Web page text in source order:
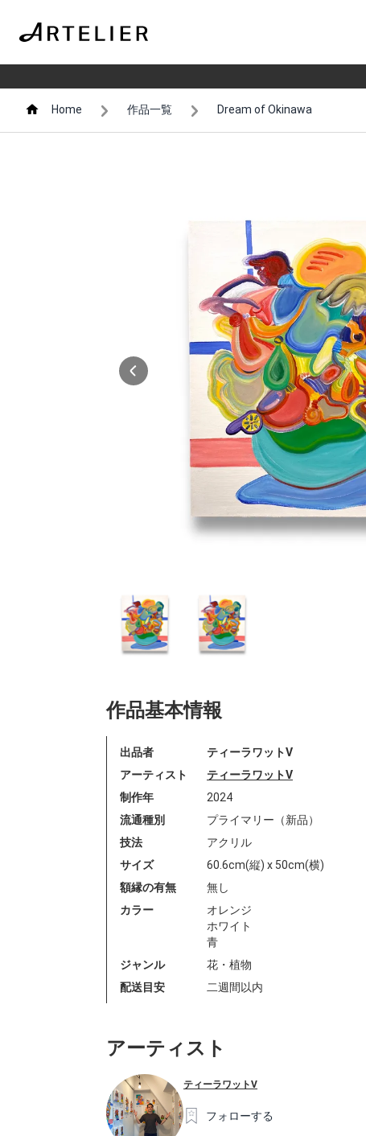
Home 作品一覧 Dream of Okinawa
作品基本情報
出品者
ティーラワットV
アーティスト
ティーラワットV
制作年
2024
流通種別
プライマリー（新品）
技法
アクリル
サイズ
60.6cm(縦) x 50cm(横)
額縁の有無
無し
カラー
オレンジ
ホワイト
青
ジャンル
花・植物
配送目安
二週間以内
アーティスト
ティーラワットV
フォローする